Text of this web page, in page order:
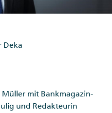
Deka
mit Bankmagazin-
und Redakteurin